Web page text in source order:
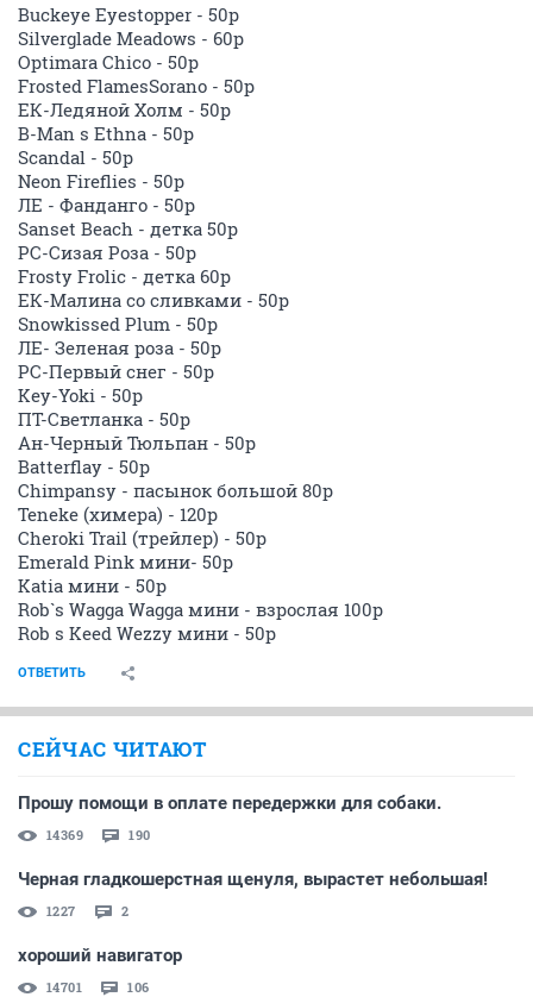
Buckeye Еyestopper - 50р
Silverglade Meadows - 60р
Optimara Chico - 50р
Frosted FlamesSorano - 50р
ЕК-Ледяной Холм - 50р
B-Man s Ethna - 50р
Scandal - 50р
Neon Fireflies - 50р
ЛЕ - Фанданго - 50р
Sanset Beach - детка 50р
РС-Сизая Роза - 50р
Frosty Frolic - детка 60р
ЕК-Малина со сливками - 50р
Snowkissed Plum - 50р
ЛЕ- Зеленая роза - 50р
РС-Первый снег - 50р
Key-Yoki - 50р
ПТ-Светланка - 50р
Ан-Черный Тюльпан - 50р
Batterflay - 50р
Chimpansy - пасынок большой 80р
Teneke (химера) - 120р
Cheroki Trail (трейлер) - 50р
Emerald Pink мини- 50р
Katia мини - 50р
Rob`s Wagga Wagga мини - взрослая 100р
Rob s Keed Wezzy мини - 50р
ОТВЕТИТЬ
СЕЙЧАС ЧИТАЮТ
Прошу помощи в оплате передержки для собаки.
14369 190
Черная гладкошерстная щенуля, вырастет небольшая!
1227 2
хороший навигатор
14701 106